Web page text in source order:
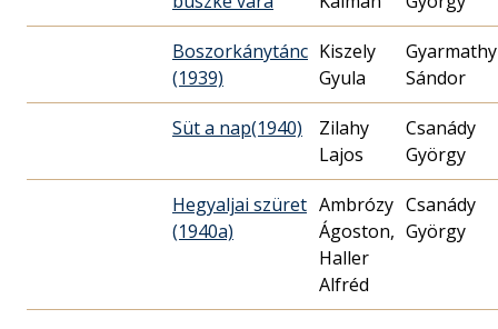
Boszorkánytánc
(1939)
Kiszely
Gyula
Gyarmathy
Sándor
Süt a nap(1940)
Zilahy
Lajos
Csanády
György
Hegyaljai szüret
(1940a)
Ambrózy
Ágoston,
Haller
Alfréd
Csanády
György